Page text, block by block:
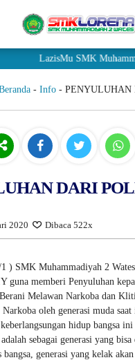
LazisMu SMK
- Info - PENYULUHAN
DARI
2020 Dibaca 522x
) SMK Muhammadiyah 2
guna memberi Penyuluhan
Melawan Narkoba dan
Narkoba oleh generasi muda saat
hidup bangsa
sebagai generasi yang
bangsa, generasi yang kelak